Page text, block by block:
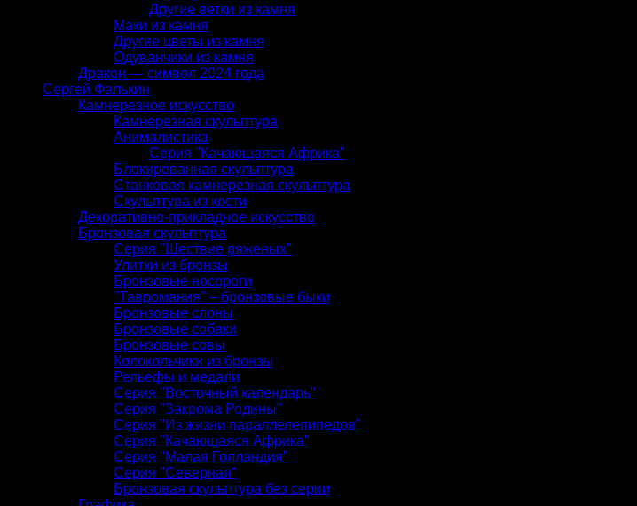
Другие ветки из камня
Маки из камня
Другие цветы из камня
Одуванчики из камня
Дракон — символ 2024 года
Сергей Фалькин
Камнерезное искусство
Камнерезная скульптура
Анималистика
Серия "Качающаяся Африка"
Блокированная скульптура
Станковая камнерезная скульптура
Скульптура из кости
Декоративно-прикладное искусство
Бронзовая скульптура
Серия "Шествие ряженых"
Улитки из бронзы
Бронзовые носороги
"Тавромания" – бронзовые быки
Бронзовые слоны
Бронзовые собаки
Бронзовые совы
Колокольчики из бронзы
Рельефы и медали
Серия "Восточный календарь"
Серия "Закрома Родины"
Серия "Из жизни параллелепипедов"
Серия "Качающаяся Африка"
Серия "Малая Голландия"
Серия "Северная"
Бронзовая скульптура без серии